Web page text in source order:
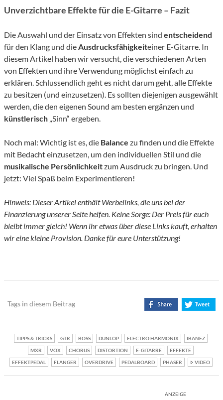
Unverzichtbare Effekte für die E-Gitarre – Fazit
Die Auswahl und der Einsatz von Effekten sind entscheidend
für den Klang und die Ausdrucksfähigkeiteiner E-Gitarre. In
diesem Artikel haben wir versucht, die verschiedenen Arten
von Effekten und ihre Verwendung möglichst einfach zu
erklären. Schlussendlich geht es nicht darum geht, alle Effekte
zu besitzen (und einzusetzen). Es sollten diejenigen ausgewählt
werden, die den eigenen Sound am besten ergänzen und
künstlerisch „Sinn“ ergeben.
Noch mal: Wichtig ist es, die Balance zu finden und die Effekte
mit Bedacht einzusetzen, um den individuellen Stil und die
musikalische Persönlichkeitzum Ausdruck zu bringen. Und
jetzt: Viel Spaß beim Experimentieren!
Hinweis: Dieser Artikel enthält Werbelinks, die uns bei der
Finanzierung unserer Seite helfen. Keine Sorge: Der Preis für euch
bleibt immer gleich! Wenn ihr etwas über diese Links kauft, erhalten
wir eine kleine Provision. Danke für eure Unterstützung!
Tags in diesem Beitrag
TIPPS & TRICKS GTR BOSS DUNLOP ELECTRO HARMONIX
IBANEZ
MXR
VOX CHORUS DISTORTION E-GITARRE
EFFEKTE
EFFEKTPEDAL
FLANGER OVERDRIVE PEDALBOARD PHASER VIDEO
ANZEIGE